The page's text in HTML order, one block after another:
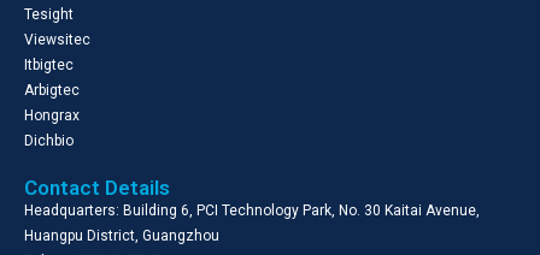
Tesight
Viewsitec
Itbigtec
Arbigtec
Hongrax
Dichbio
Contact Details
Headquarters: Building 6, PCI Technology Park, No. 30 Kaitai Avenue,
Huangpu District, Guangzhou